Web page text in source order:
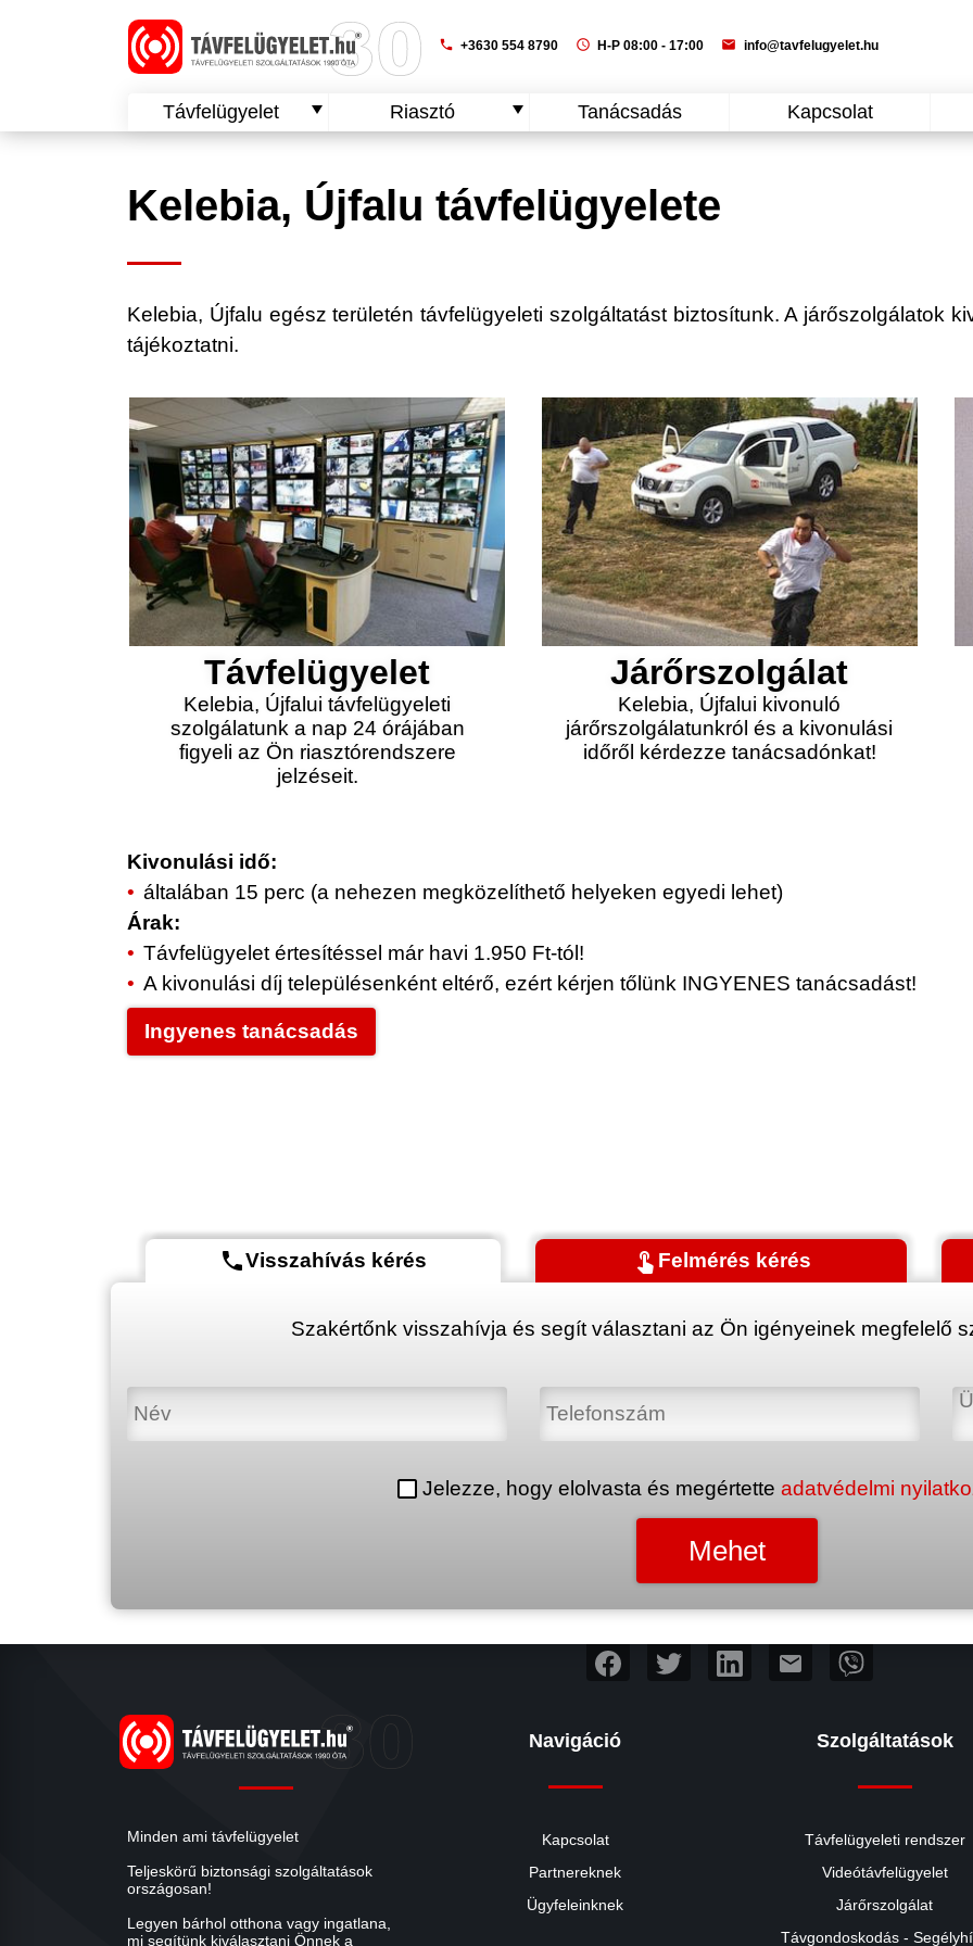
phone +3630 554 8790 schedule H-P 08:00 - 17:00 mail info@tavfelugyelet.hu
Távfelügyelet Riasztó Tanácsadás Kapcsolat
Kelebia, Újfalu távfelügyelete
Kelebia, Újfalu egész területén távfelügyeleti szolgáltatást biztosítunk. A járőszolgálatok
tájékoztatni.
Távfelügyelet
Kelebia, Újfalui távfelügyeleti
szolgálatunk a nap 24 órájában
figyeli az Ön riasztórendszere
jelzéseit.
Járőrszolgálat
Kelebia, Újfalui kivonuló
járőrszolgálatunkról és a kivonulási
időről kérdezze tanácsadónkat!
Kivonulási idő:
általában 15 perc (a nehezen megközelíthető helyeken egyedi lehet)
Árak:
Távfelügyelet értesítéssel már havi 1.950 Ft-tól!
A kivonulási díj településenként eltérő, ezért kérjen tőlünk INGYENES tanácsadást!
Ingyenes tanácsadás
phoneVisszahívás kérés touch_app Felmérés kérés
Szakértőnk visszahívja és segít választani az Ön igényeinek megfelelő
Jelezze, hogy elolvasta és megértette adatvédelmi
mail
Minden ami távfelügyelet
Teljeskörű biztonsági szolgáltatások
országosan!
Legyen bárhol otthona vagy ingatlana,
mi segítünk kiválasztani Önnek a
Navigáció
Kapcsolat
Partnereknek
Ügyfeleinknek
Szolgáltatások
Távfelügyeleti rendszer
Videótávfelügyelet
Járőrszolgálat
Távgondoskodás -